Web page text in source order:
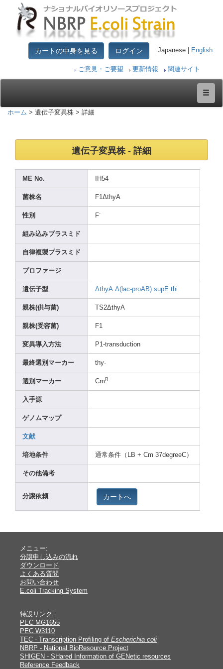
カートの中身を見る ログイン Japanese | English
ご意見・ご要望 更新情報 関連サイト
ホーム > 遺伝子変異株 > 詳細
遺伝子変異株 - 詳細
ME No. IH54
菌株名 F1ΔthyA
性別 F-
組み込みプラスミド
自律複製プラスミド
プロファージ
遺伝子型 ΔthyA Δ(lac-proAB) supE thi
親株(供与菌) TS2ΔthyA
親株(受容菌) F1
変異導入方法 P1-transduction
最終選別マーカー thy-
選別マーカー CmR
入手源
ゲノムマップ
文献
培地条件 通常条件（LB + Cm 37degreeC）
その他備考
分譲依頼 カートへ
メニュー:
分譲申し込みの流れ
ダウンロード
よくある質問
お問い合わせ
E.coli Tracking System
特設リンク:
PEC MG1655
PEC W3110
TEC - Transcription Profiling of Escherichia coli
NBRP - National BioResource Project
SHIGEN - SHared Information of GENetic resources
Reference Feedback